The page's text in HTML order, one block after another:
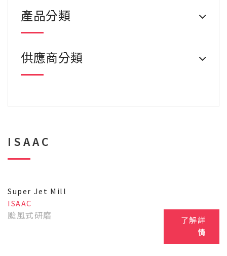
產品分類
供應商分類
ISAAC
Super Jet Mill
ISAAC
颱風式研磨
了解詳
情